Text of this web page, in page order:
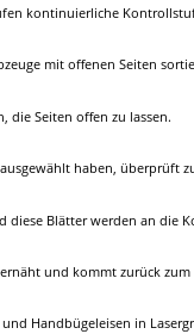
kontinuierliche
mit offenen Seiten
die Seiten offen zu lassen.
haben, überprüft
Blätter werden an die
und kommt zurück
Handbügeleisen in